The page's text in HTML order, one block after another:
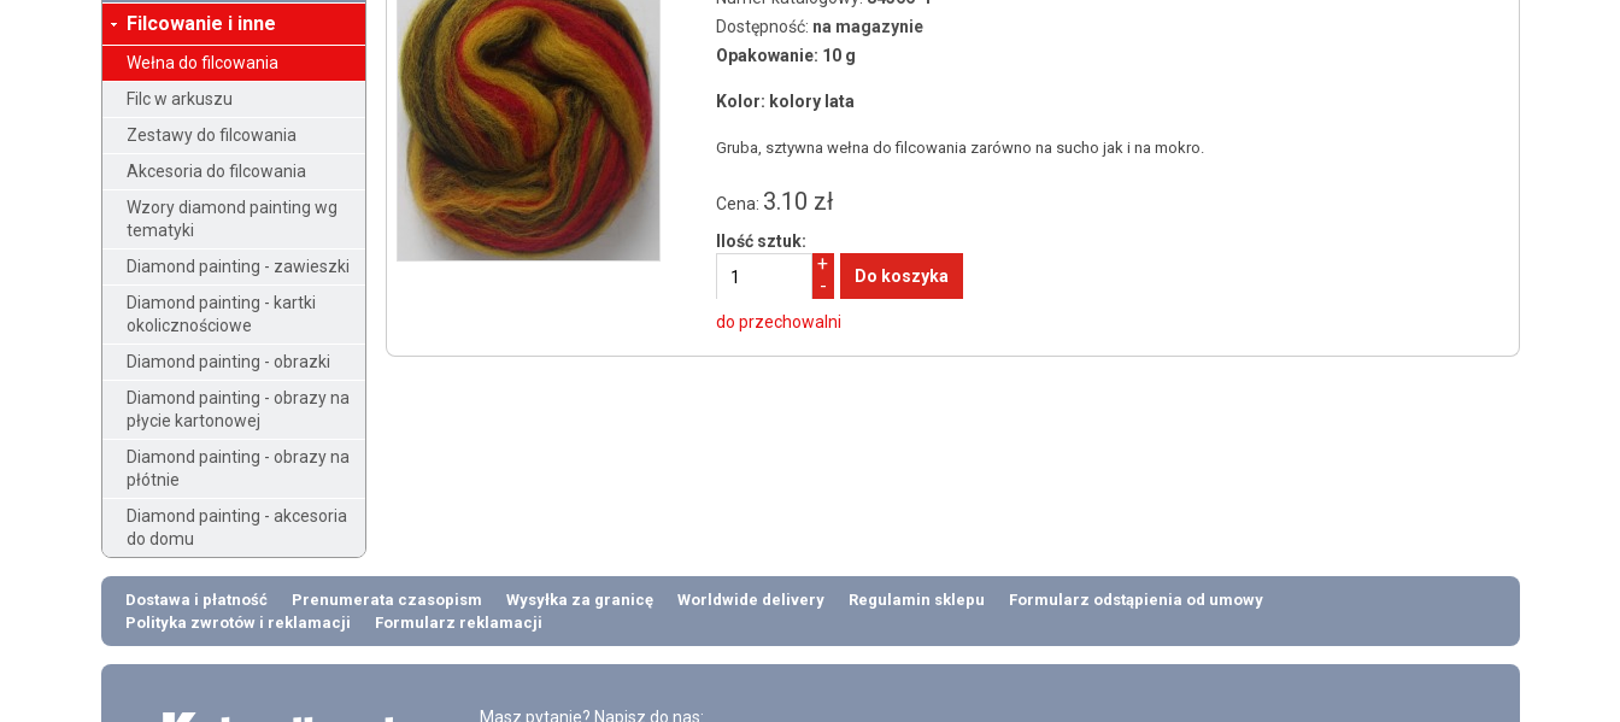
Filcowanie i inne
Wełna do filcowania
Filc w arkuszu
Zestawy do filcowania
Akcesoria do filcowania
Wzory diamond painting wg
tematyki
Diamond painting - zawieszki
Diamond painting - kartki
okolicznościowe
Diamond painting - obrazki
Diamond painting - obrazy na
płycie kartonowej
Diamond painting - obrazy na
płótnie
Diamond painting - akcesoria
do domu
Dostępność: na magazynie
Opakowanie: 10 g
Kolor: kolory lata
Gruba, sztywna wełna do filcowania zarówno na sucho jak i na mokro.
Cena: 3.10 zł
Ilość sztuk:
+
-
do przechowalni
Dostawa i płatność Prenumerata czasopism Wysyłka za granicę Worldwide delivery Regulamin sklepu
Formularz odstąpienia od umowy
Polityka zwrotów i reklamacji
Formularz reklamacji
Masz pytanie? Napisz do nas: